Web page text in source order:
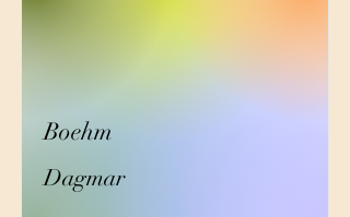
Boehm
Dagmar